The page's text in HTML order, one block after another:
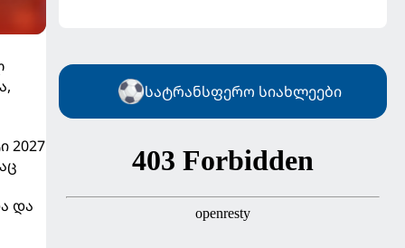
2027
და
სატრანსფერო სიახლეები